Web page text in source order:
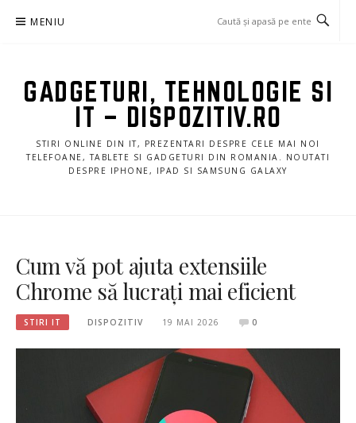
MENIU
GADGETURI, TEHNOLOGIE SI
IT – DISPOZITIV.RO
STIRI ONLINE DIN IT, PREZENTARI DESPRE CELE MAI NOI
TELEFOANE, TABLETE SI GADGETURI DIN ROMANIA. NOUTATI
DESPRE IPHONE, IPAD SI SAMSUNG GALAXY
Cum vă pot ajuta extensiile
Chrome să lucrați mai eficient
STIRI IT DISPOZITIV 19 MAI 2026 0